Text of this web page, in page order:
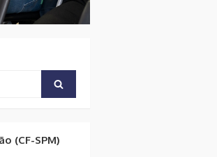
Search
(CF-SPM)